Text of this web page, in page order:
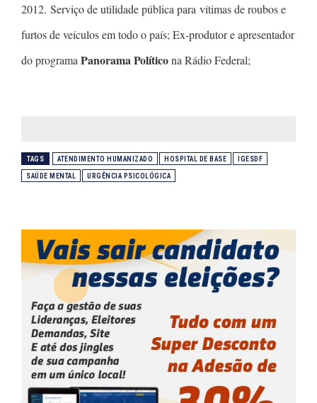
2012. Serviço de utilidade pública para vítimas de roubos e
furtos de veículos em todo o país; Ex-produtor e apresentador
do programa Panorama Políticona Rádio Federal;
TAGS ATENDIMENTO HUMANIZADO HOSPITAL DE BASE IGESDF
SAÚDE MENTAL URGÊNCIA PSICOLÓGICA